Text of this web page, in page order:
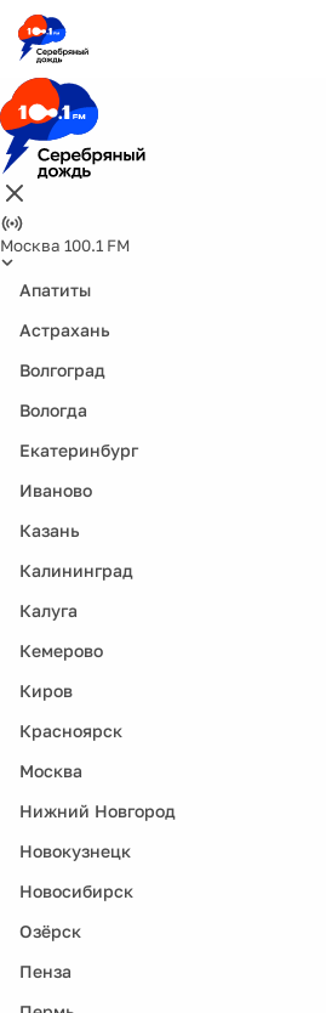
Москва 100.1 FM
Апатиты
Астрахань
Волгоград
Вологда
Екатеринбург
Иваново
Казань
Калининград
Калуга
Кемерово
Киров
Красноярск
Москва
Нижний Новгород
Новокузнецк
Новосибирск
Озёрск
Пенза